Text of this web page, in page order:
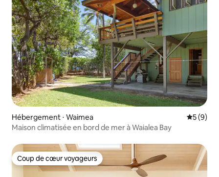
Hébergement ⋅ Waimea
5 (9)
Maison climatisée en bord de mer à Waialea Bay
Coup de cœur voyageurs
Coup de cœur voyageurs